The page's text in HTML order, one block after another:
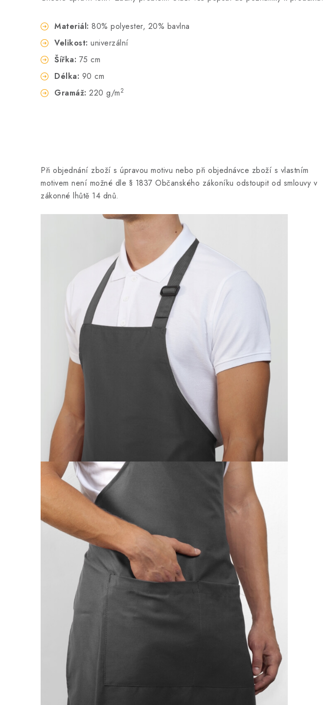
Materiál: 80% polyester, 20% bavlna
Velikost: univerzální
Šířka: 75 cm
Délka: 90 cm
Gramáž: 220 g/m2
Při objednání zboží s úpravou motivu nebo při objednávce zboží s vlastním
motivem není možné dle § 1837 Občanského zákoníku odstoupit od smlouvy v
zákonné lhůtě 14 dnů.